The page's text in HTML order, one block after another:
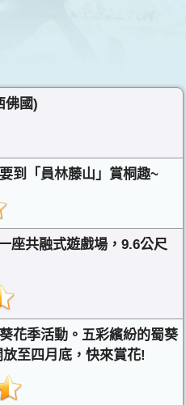
佛國)
到「員林藤山」賞桐趣~
座共融式遊戲場，9.6公尺
花季活動。五彩繽紛的蜀葵
至四月底，快來賞花!